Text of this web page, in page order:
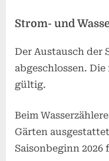
Strom- und
Der Austausch der
abgeschlossen.
gültig.
Beim
Gärten
Saisonbeginn 2026